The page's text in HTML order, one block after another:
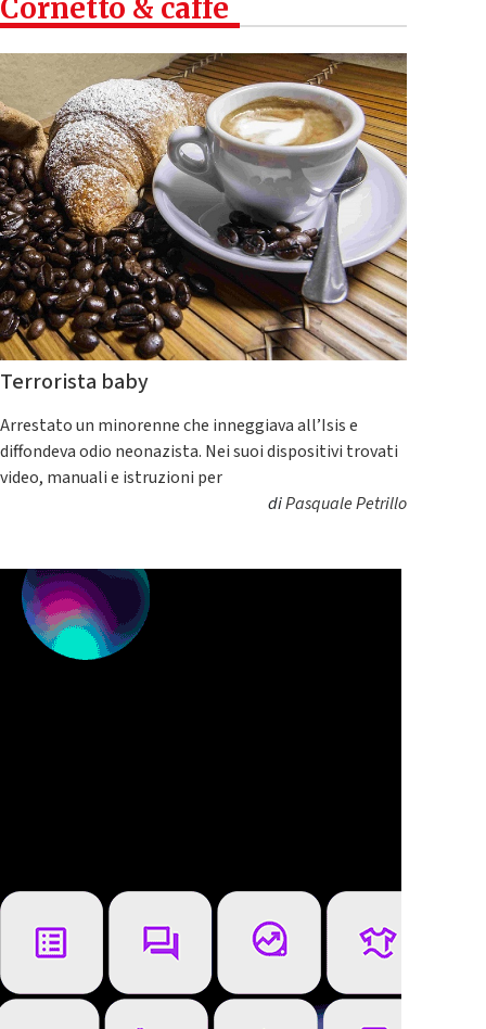
Cornetto & caffè
Terrorista baby
Arrestato un minorenne che inneggiava all’Isis e
diffondeva odio neonazista. Nei suoi dispositivi trovati
video, manuali e istruzioni per
diPasquale Petrillo